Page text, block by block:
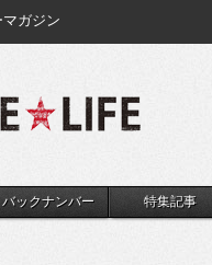
ガジン
バックナンバー 特集記事